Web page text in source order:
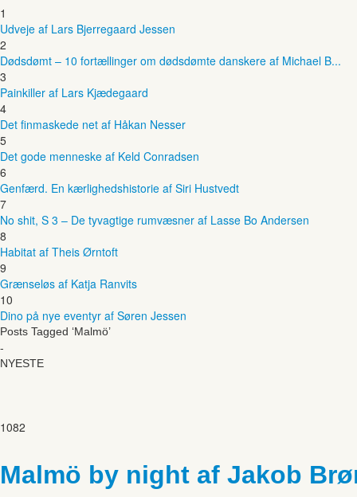
1
Udveje af Lars Bjerregaard Jessen
2
Dødsdømt – 10 fortællinger om dødsdømte danskere af Michael B...
3
Painkiller af Lars Kjædegaard
4
Det finmaskede net af Håkan Nesser
5
Det gode menneske af Keld Conradsen
6
Genfærd. En kærlighedshistorie af Siri Hustvedt
7
No shit, S 3 – De tyvagtige rumvæsner af Lasse Bo Andersen
8
Habitat af Theis Ørntoft
9
Grænseløs af Katja Ranvits
10
Dino på nye eventyr af Søren Jessen
Posts Tagged ‘Malmö’
-
NYESTE
1082
Malmö by night af Jakob